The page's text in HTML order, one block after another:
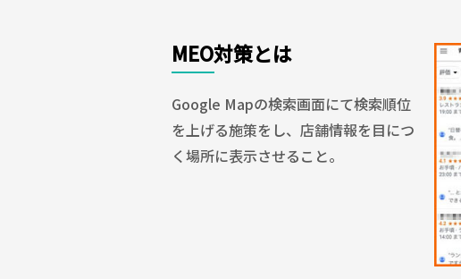
MEO対策とは
Google Mapの検索画面にて検索順位
を上げる施策をし、店舗情報を目につ
く場所に表示させること。